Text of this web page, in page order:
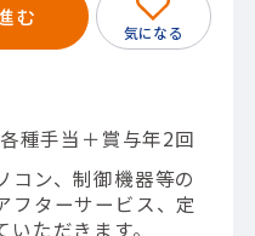
む
種手当＋賞与年2回
コン、制御機器等の
フターサービス、定
ただきます。